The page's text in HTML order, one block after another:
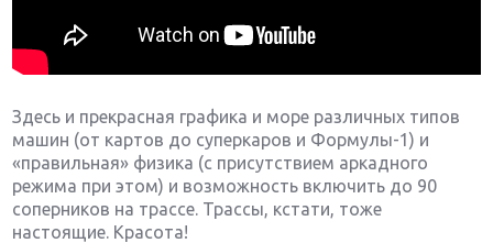
Здесь и прекрасная графика и море различных типов
машин (от картов до суперкаров и Формулы-1) и
«правильная» физика (с присутствием аркадного
режима при этом) и возможность включить до 90
соперников на трассе. Трассы, кстати, тоже
настоящие. Красота!